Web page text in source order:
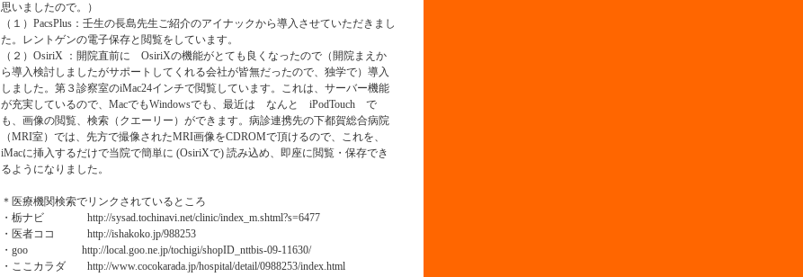
思いましたので。）
（１）PacsPlus：壬生の長島先生ご紹介のアイナックから導入させていただきまし
た。レントゲンの電子保存と閲覧をしています。
（２）OsiriX ：開院直前に OsiriXの機能がとても良くなったので（開院まえか
ら導入検討しましたがサポートしてくれる会社が皆無だったので、独学で）導入
しました。第３診察室のiMac24インチで閲覧しています。これは、サーバー機能
が充実しているので、MacでもWindowsでも、最近は なんと iPodTouch で
も、画像の閲覧、検索（クエーリー）ができます。病診連携先の下都賀総合病院
（MRI室）では、先方で撮像されたMRI画像をCDROMで頂けるので、これを、
iMacに挿入するだけで当院で簡単に (OsiriXで) 読み込め、即座に閲覧・保存でき
るようになりました。
＊医療機関検索でリンクされているところ
・栃ナビ http://sysad.tochinavi.net/clinic/index_m.shtml?s=6477
・医者ココ http://ishakoko.jp/988253
・goo http://local.goo.ne.jp/tochigi/shopID_nttbis-09-11630/
・ここカラダ http://www.cocokarada.jp/hospital/detail/0988253/index.html